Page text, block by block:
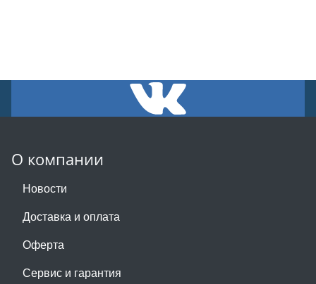
О компании
Новости
Доставка и оплата
Оферта
Сервис и гарантия